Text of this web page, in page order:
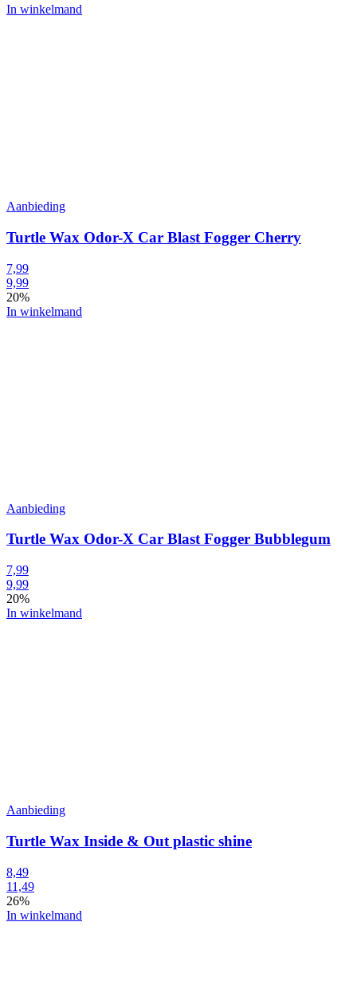
In winkelmand
Aanbieding
Turtle Wax Odor-X Car Blast Fogger Cherry
7,99
9,99
20%
In winkelmand
Aanbieding
Turtle Wax Odor-X Car Blast Fogger Bubblegum
7,99
9,99
20%
In winkelmand
Aanbieding
Turtle Wax Inside & Out plastic shine
8,49
11,49
26%
In winkelmand